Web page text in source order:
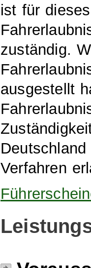
ist für
zuständig.
ausgestellt
Verfahren